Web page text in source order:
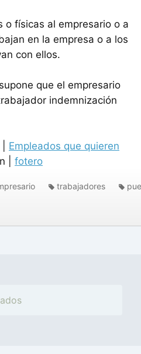
o físicas al empresario o a
en la empresa o a los
con ellos.
que el empresario
indemnización
Empleados que quieren
| fotero
trabajadores